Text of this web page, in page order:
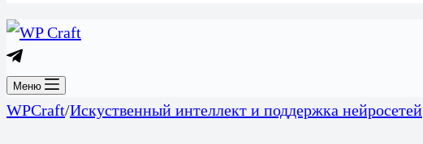
Меню
WPCraft/Искуственный интеллект и поддержка нейросетей